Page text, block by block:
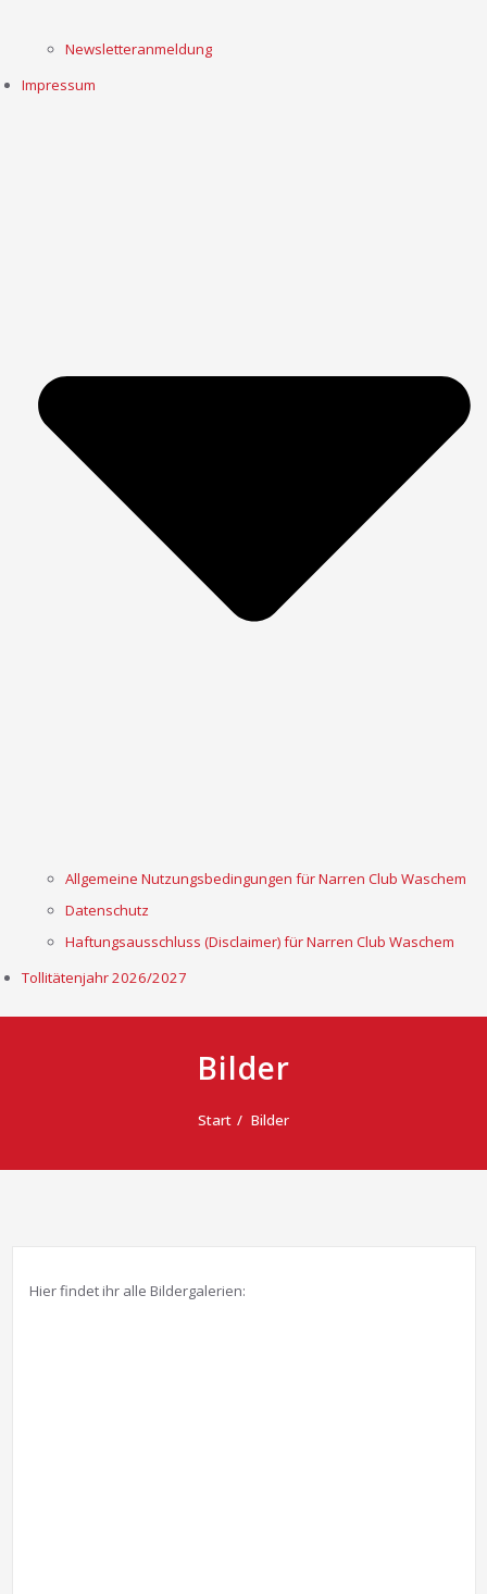
Newsletteranmeldung
Impressum
Allgemeine Nutzungsbedingungen für Narren Club Waschem
Datenschutz
Haftungsausschluss (Disclaimer) für Narren Club Waschem
Tollitätenjahr 2026/2027
Bilder
Start Bilder
Hier findet ihr alle Bildergalerien: